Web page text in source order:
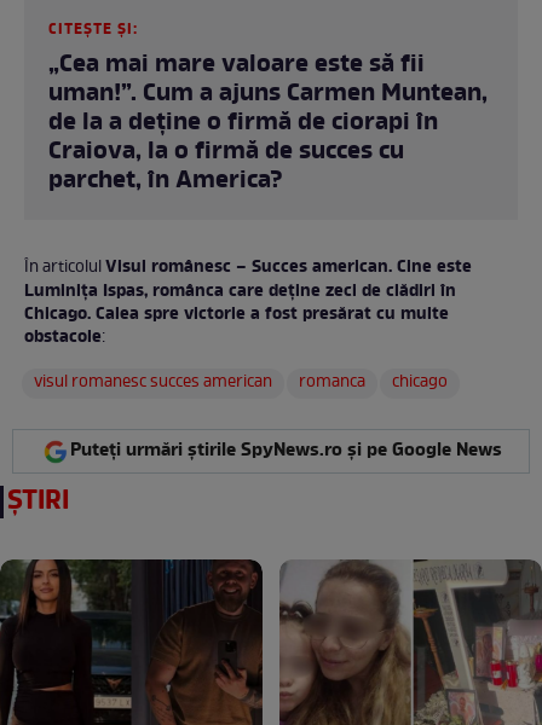
CITEȘTE ȘI:
„Cea mai mare valoare este să fii
uman!”. Cum a ajuns Carmen Muntean,
de la a deţine o firmă de ciorapi în
Craiova, la o firmă de succes cu
parchet, în America?
În articolulVisul românesc – Succes american. Cine este
Luminița Ispas, românca care deține zeci de clădiri în
Chicago. Calea spre victorie a fost presărat cu multe
obstacole:
visul romanesc succes american
romanca chicago
Puteți urmări știrile SpyNews.ro și pe Google News
ȘTIRI